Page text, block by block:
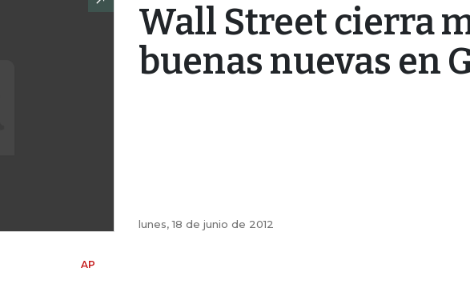
Wall Street cierra
buenas nuevas en
lunes, 18 de junio de 2012
AP